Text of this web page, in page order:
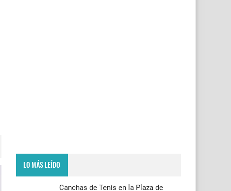
LO MÁS LEÍDO
Canchas de Tenis en la Plaza de